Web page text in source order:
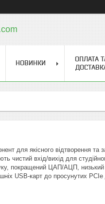
НОВИНКИ
ОПЛАТА
для якісного відтворення
чистий вхід/вихід для
покращений ЦАП/АЦП,
USB-карт до просунутих PCIe